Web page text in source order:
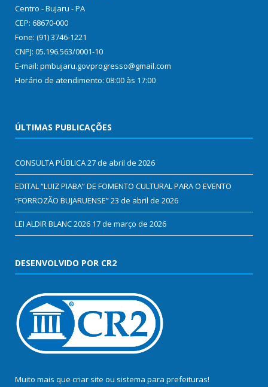
Centro - Bujaru - PA
CEP: 68670-000
Fone: (91) 3746-1221
CNPJ: 05.196.563/0001-10
E-mail: pmbujaru.govprogresso@gmail.com
Horário de atendimento: 08:00 às 17:00
ÚLTIMAS PUBLICAÇÕES
CONSULTA PÚBLICA27 de abril de 2026
EDITAL “LUIZ PIABA” DE FOMENTO CULTURAL PARA O EVENTO
“FORROZÃO BUJARUENSE”23 de abril de 2026
LEI ALDIR BLANC 2026 17 de março de 2026
DESENVOLVIDO POR CR2
Muito mais que criar site ou sistema para prefeituras!